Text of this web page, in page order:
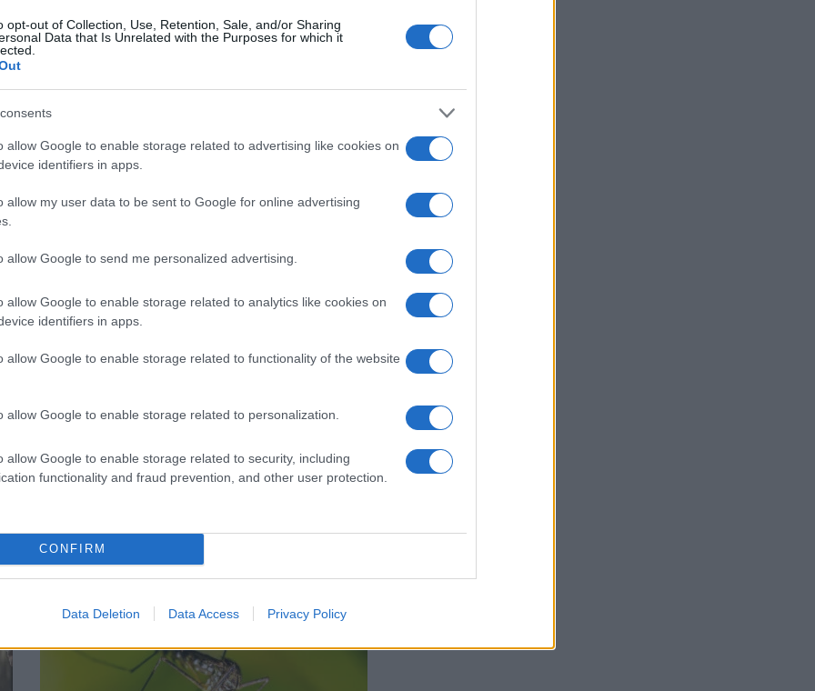
opt-out of Collection, Use, Retention, Sale, and/or Sharing
Data that Is Unrelated with the Purposes for which it
allow Google to enable storage related to advertising like cookies on
identifiers in apps.
allow my user data to be sent to Google for online advertising
allow Google to send me personalized advertising.
allow Google to enable storage related to analytics like cookies on
identifiers in apps.
allow Google to enable storage related to functionality of the website
allow Google to enable storage related to personalization.
allow Google to enable storage related to security, including
functionality and fraud prevention, and other user protection.
CONFIRM
Data Deletion Data Access Privacy Policy
συλλήψεις
ΕΛΛΑΔΑ
ευλογιάς των προβάτων στον Γέρμα
6/08/2026 - 3:33μμ